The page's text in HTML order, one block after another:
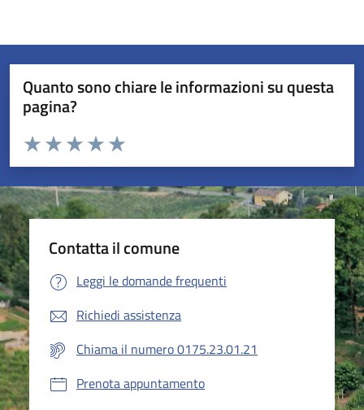
Quanto sono chiare le informazioni su questa
pagina?
Valuta da 1 a 5 stelle la pagina
Valuta 5 stelle su 5
Valuta 4 stelle su 5
Valuta 3 stelle su 5
Valuta 2 stelle su 5
Valuta 1 stelle su 5
Contatta il comune
Leggi le domande frequenti
Richiedi assistenza
Chiama il numero 0175.23.01.21
Prenota appuntamento